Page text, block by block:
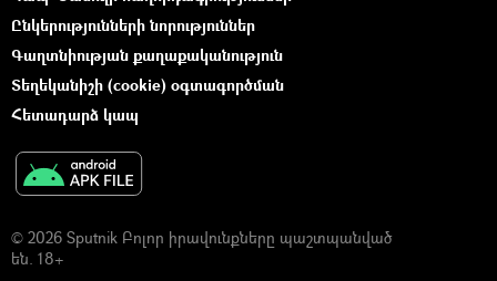
Ընկերությունների նորություններ
Գաղտնիության քաղաքականություն
Տեղեկանիշի (cookie) օգտագործման
Հետադարձ կապ
© 2026 Sputnik Բոլոր իրավունքները պաշտպանված
են. 18+